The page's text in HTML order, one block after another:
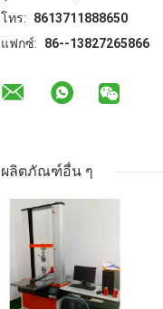
โทร:
8613711888650
แฟกซ์:
86--13827265866
ผลิตภัณฑ์อื่น ๆ